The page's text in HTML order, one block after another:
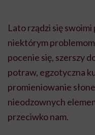
Lato rządzi się
niektórym
pocenie się, szerszy
potraw, egzotyczna
promieniowanie
nieodzownych
przeciwko nam.